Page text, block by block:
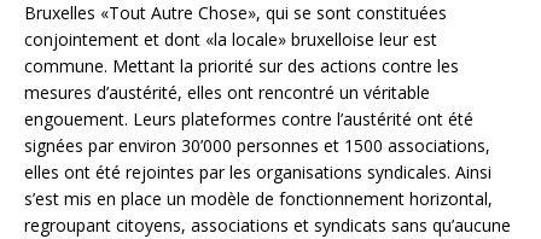
Bruxelles «Tout Autre Chose», qui se sont constituées
conjointement et dont «la locale» bruxelloise leur est
commune. Mettant la priorité sur des actions contre les
mesures d’austérité, elles ont rencontré un véritable
engouement. Leurs plateformes contre l’austérité ont été
signées par environ 30’000 personnes et 1500 associations,
elles ont été rejointes par les organisations syndicales. Ainsi
s’est mis en place un modèle de fonctionnement horizontal,
regroupant citoyens, associations et syndicats sans qu’aucune